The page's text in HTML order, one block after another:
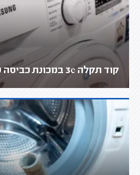
קוד תקלה 3e במכונת כביסה סמסונג